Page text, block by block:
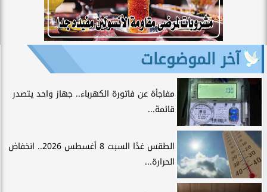
آخر الموضوعات
مفاجأة عن فاتورة الكهرباء.. جهاز واحد يتصدر
قائمة...
الطقس غدًا السبت 8 أغسطس 2026.. انخفاض
الحرارة...